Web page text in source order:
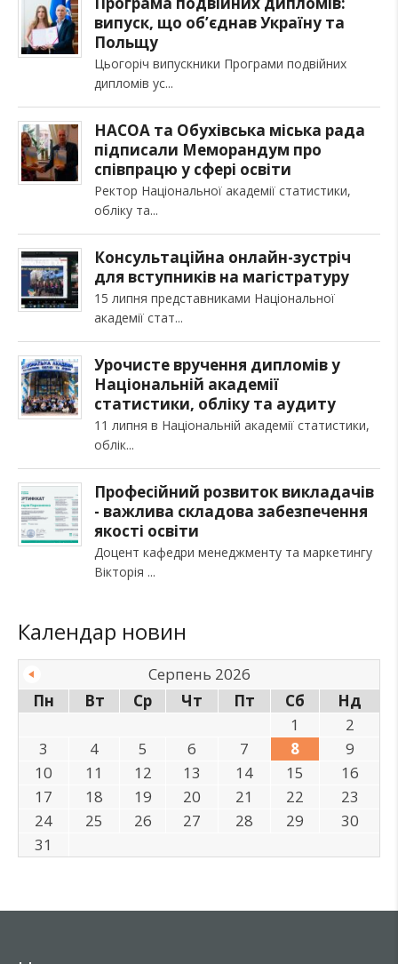
випуск, що об’єднав Україну та
Польщу
Цьогоріч випускники Програми подвійних
дипломів ус
НАСОА та Обухівська міська рада
підписали Меморандум про
співпрацю у сфері освіти
Ректор Національної академії статистики,
обліку та
Консультаційна онлайн-зустріч
для вступників на магістратуру
15 липня представниками Національної
академії стат
Урочисте вручення дипломів у
Національній академії
статистики, обліку та аудиту
11 липня в Національній академії статистики,
облік
Професійний розвиток викладачів
- важлива складова забезпечення
якості освіти
Доцент кафедри менеджменту та маркетингу
Вікторія
Календар новин
Серпень 2026
Пн
Вт Ср Чт Пт Сб
Нд
1
2
3
4 5 6 7 8
9
10
11 12 13 14 15
16
17
18 19 20 21 22
23
24
25 26 27 28 29
30
31